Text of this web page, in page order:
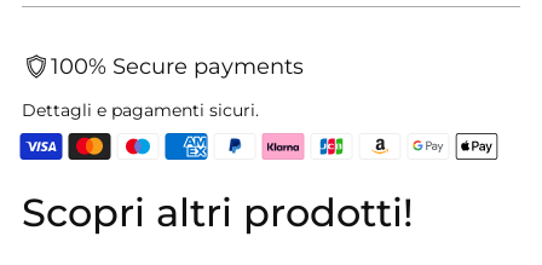
100% Secure payments
Dettagli e pagamenti sicuri.
Aggiungere
un
Scopri altri prodotti!